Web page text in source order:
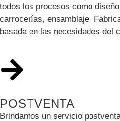
todos los procesos como
carrocerías, ensamblaje.
basada en las necesidades del
POSTVENTA
Brindamos un servicio